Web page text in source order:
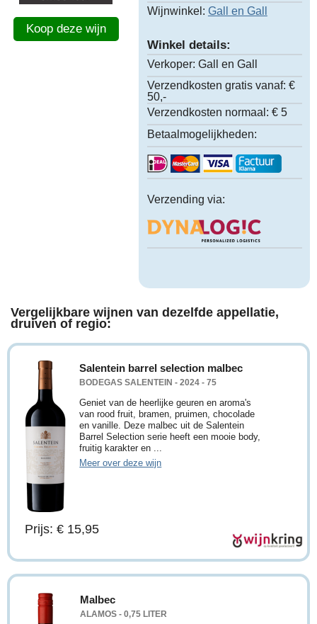
Koop deze wijn
Wijnwinkel: Gall en Gall
Winkel details:
Verkoper: Gall en Gall
Verzendkosten gratis vanaf: €
50,-
Verzendkosten normaal: € 5
Betaalmogelijkheden:
Verzending via:
Vergelijkbare wijnen van dezelfde appellatie,
druiven of regio:
Salentein barrel selection malbec
BODEGAS SALENTEIN - 2024 - 75
Geniet van de heerlijke geuren en aroma's
van rood fruit, bramen, pruimen, chocolade
en vanille. Deze malbec uit de Salentein
Barrel Selection serie heeft een mooie body,
fruitig karakter en ...
Meer over deze wijn
Prijs: € 15,95
Malbec
ALAMOS - 0,75 LITER